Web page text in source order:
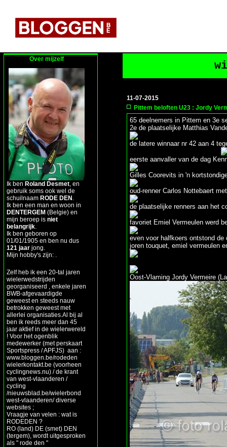
Over mijzelf
Ik ben Roland Desmet , en
gebruik soms ook wel de
schuilnaam RODE DEN
Ik ben een man en woon in
DENTERGEM (Belgie) en
mijn beroep is niet
belangrijk
Ik ben geboren op
01/01/1905 en ben nu dus
121 jaar jong.
Mijn hobby's zijn: .
Zelf heb ik een 20-tal jaren
wielerwedstrijden
georganiseerd , enkele jaren
BWB-afgevaardigde
geweest en steeds nauw
betrokken geweest met
allerlei organisaties.Al bij al
ben ik reeds meer dan 45
jaar aktief in de wielerwereld
! Voor het ogenblik
medewerker (met perskaart
Sportspress / APFJS) aan :
www.bloggen.be/rodeden
wielerkontakt.be (voorheen
cyclingnews.nu) / de krant
van west-vlaanderen /
cycling
/nieuwsblad.be/wielerbond
west-vlaanderen/ diverse
websites ;
Vraagje van velen : wat is
RODEDEN ?
RO (land) DE (smet) DEN
(tergem), wordt uitgesproken
als " rode den "
11-07-2015
Pittem beloften U23 : Jordy
65 deelnemers in Pittem en 3e
2e de plaatselijke Matthias
de latere winnaar nr 42 aan 4
eerste aanvaller van de dag
Gilles Coorevits in 'n
oud-renner Carlos Nottebaert
de plaatselijke renners aan het
favoriet Emiel Vermeulen werd
even voor halfkoers ontstond
joren touquet, emiel vermeulen
Oost-Vlaming Jordy Vermeire